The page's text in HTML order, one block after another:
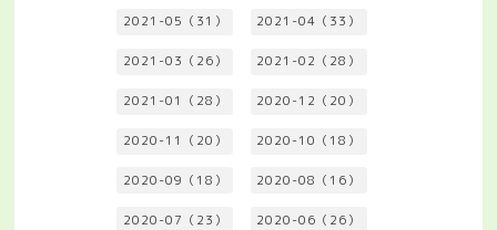
2021-05（31） 2021-04（33）
2021-03（26） 2021-02（28）
2021-01（28） 2020-12（20）
2020-11（20） 2020-10（18）
2020-09（18） 2020-08（16）
2020-07（23） 2020-06（26）